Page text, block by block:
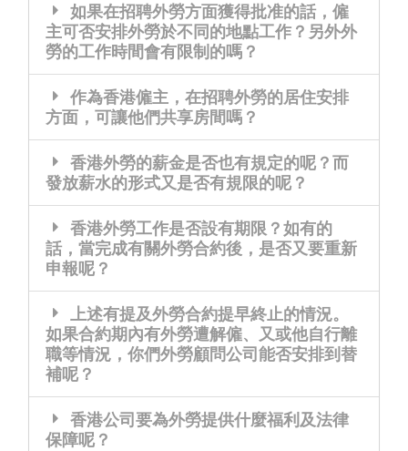
如果在招聘外勞方面獲得批准的話，僱
主可否安排外勞於不同的地點工作？另外外
勞的工作時間會有限制的嗎？
作為香港僱主，在招聘外勞的居住安排
方面，可讓他們共享房間嗎？
香港外勞的薪金是否也有規定的呢？而
發放薪水的形式又是否有規限的呢？
香港外勞工作是否設有期限？如有的
話，當完成有關外勞合約後，是否又要重新
申報呢？
上述有提及外勞合約提早終止的情況。
如果合約期內有外勞遭解僱、又或他自行離
職等情況，你們外勞顧問公司能否安排到替
補呢？
香港公司要為外勞提供什麼福利及法律
保障呢？